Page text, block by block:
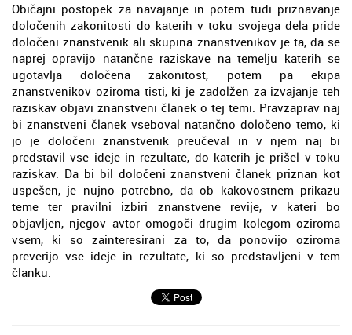
Običajni postopek za navajanje in potem tudi priznavanje
določenih zakonitosti do katerih v toku svojega dela pride
določeni znanstvenik ali skupina znanstvenikov je ta, da se
naprej opravijo natančne raziskave na temelju katerih se
ugotavlja določena zakonitost, potem pa ekipa
znanstvenikov oziroma tisti, ki je zadolžen za izvajanje teh
raziskav objavi znanstveni članek o tej temi. Pravzaprav naj
bi znanstveni članek vseboval natančno določeno temo, ki
jo je določeni znanstvenik preučeval in v njem naj bi
predstavil vse ideje in rezultate, do katerih je prišel v toku
raziskav. Da bi bil določeni znanstveni članek priznan kot
uspešen, je nujno potrebno, da ob kakovostnem prikazu
teme ter pravilni izbiri znanstvene revije, v kateri bo
objavljen, njegov avtor omogoči drugim kolegom oziroma
vsem, ki so zainteresirani za to, da ponovijo oziroma
preverijo vse ideje in rezultate, ki so predstavljeni v tem
članku.